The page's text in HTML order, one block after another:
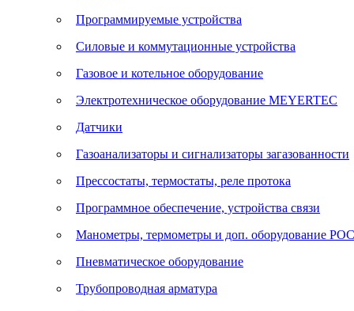
Программируемые устройства
Силовые и коммутационные устройства
Газовое и котельное оборудование
Электротехническое оборудование MEYERTEC
Датчики
Газоанализаторы и сигнализаторы загазованности
Прессостаты, термостаты, реле протока
Программное обеспечение, устройства связи
Манометры, термометры и доп. оборудование
Пневматическое оборудование
Трубопроводная арматура